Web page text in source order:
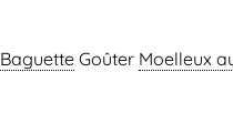
Baguette Goûter Moelleux